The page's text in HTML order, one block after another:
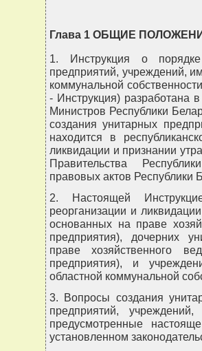
Глава 1 ОБЩИЕ
1. Инструкция о
предприятий, учреждений,
коммунальной
- Инструкция) разработана
Министров Республики
создания унитарных
находится в
ликвидации и признании
Правительства
правовых актов Республики
2. Настоящей
реорганизации и
основанных на праве
предприятия), дочерних
праве хозяйственного
предприятия), и
областной коммунальной
3. Вопросы создания
предприятий,
предусмотренные
установленном